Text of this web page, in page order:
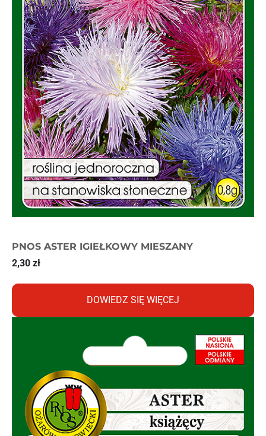
PNOS ASTER IGIEŁKOWY MIESZANY
2,30 zł
DOWIEDZ SIĘ WIĘCEJ